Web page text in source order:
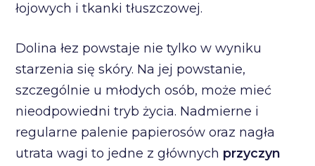
łojowych i tkanki tłuszczowej.
Dolina łez powstaje nie tylko w wyniku
starzenia się skóry. Na jej powstanie,
szczególnie u młodych osób, może mieć
nieodpowiedni tryb życia. Nadmierne i
regularne palenie papierosów oraz nagła
utrata wagi to jedne z głównych przyczyn